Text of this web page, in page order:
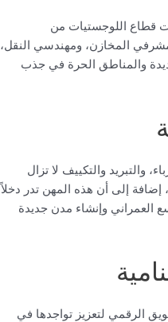
قطاع اللوجستيات من
المخازن، ومهندسي النقل،
والمناطق الحرة في جذب
والتبريد والتكييف لا تزال
إضافة إلى أن هذه المهن تدر دخلاً
العمراني وإنشاء مدن جديدة
الرقمي لتعزيز تواجدها في